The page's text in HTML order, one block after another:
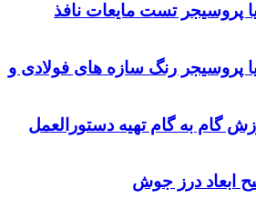
پروسیجر تست مایعات نافذ
پروسیجر رنگ سازه های فولادی و
گام به گام تهیه دستورالعمل
ابعاد درز جوش